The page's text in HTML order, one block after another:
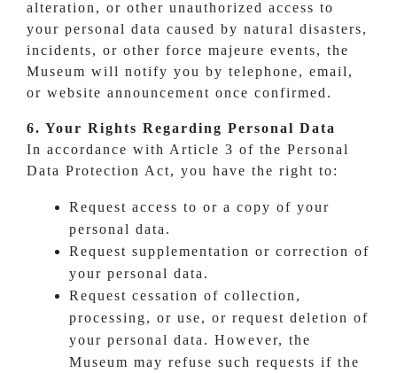
alteration, or other unauthorized access to
your personal data caused by natural disasters,
incidents, or other force majeure events, the
Museum will notify you by telephone, email,
or website announcement once confirmed.
6. Your Rights Regarding Personal Data
In accordance with Article 3 of the Personal
Data Protection Act, you have the right to:
Request access to or a copy of your
personal data.
Request supplementation or correction of
your personal data.
Request cessation of collection,
processing, or use, or request deletion of
your personal data. However, the
Museum may refuse such requests if the